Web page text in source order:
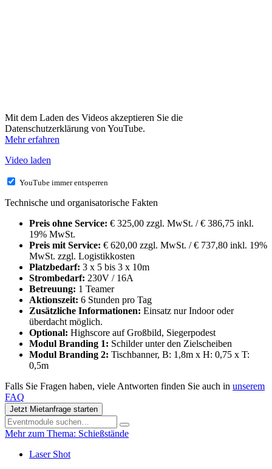
Mit dem Laden des Videos akzeptieren Sie die
Datenschutzerklärung von YouTube.
Mehr erfahren
Video laden
YouTube immer entsperren
Technische und organisatorische Fakten
Preis ohne Service: € 325,00 zzgl. MwSt. / € 386,75 inkl.
19% MwSt.
Preis mit Service: € 620,00 zzgl. MwSt. / € 737,80 inkl. 19%
MwSt. zzgl. Logistikkosten
Platzbedarf: 3 x 5 bis 3 x 10m
Strombedarf: 230V / 16A
Betreuung: 1 Teamer
Aktionszeit: 6 Stunden pro Tag
Zusätzliche Informationen: Einsatz nur Indoor oder
überdacht möglich.
Optional: Highscore auf Großbild, Siegerpodest
Modul Branding 1: Schilder unter den Zielscheiben
Modul Branding 2: Tischbanner, B: 1,8m x H: 0,75 x T:
0,5m
Falls Sie Fragen haben, viele Antworten finden Sie auch in unserem
FAQ
Jetzt Mietanfrage starten
Mehr zum Thema: Schießstände
Laser Shot